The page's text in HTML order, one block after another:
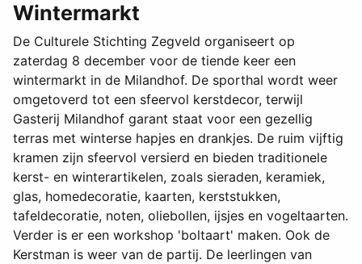
Wintermarkt
De Culturele Stichting Zegveld organiseert op
zaterdag 8 december voor de tiende keer een
wintermarkt in de Milandhof. De sporthal wordt weer
omgetoverd tot een sfeervol kerstdecor, terwijl
Gasterij Milandhof garant staat voor een gezellig
terras met winterse hapjes en drankjes. De ruim vijftig
kramen zijn sfeervol versierd en bieden traditionele
kerst- en winterartikelen, zoals sieraden, keramiek,
glas, homedecoratie, kaarten, kerststukken,
tafeldecoratie, noten, oliebollen, ijsjes en vogeltaarten.
Verder is er een workshop 'boltaart' maken. Ook de
Kerstman is weer van de partij. De leerlingen van